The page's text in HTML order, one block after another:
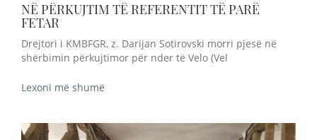
NË PËRKUJTIM TË REFERENTIT TË PARË
FETAR
Drejtori i KMBFGR, z. Darijan Sotirovski morri pjesë në
shërbimin përkujtimor për nder të Velo (Vel
Lexoni më shumë